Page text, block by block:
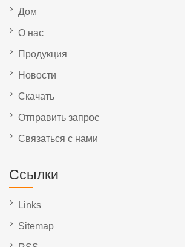
Дом
О нас
Продукция
Новости
Скачать
Отправить запрос
Связаться с нами
Ссылки
Links
Sitemap